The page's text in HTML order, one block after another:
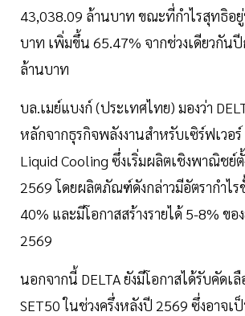
43,038.09 ล้านบาท ขณะที่กำไรสุทธิอ
บาท เพิ่มขึ้น 65.47% จากช่วงเดียวกัน
ล้านบาท
บล.เมย์แบงก์ (ประเทศไทย) มองว่า
หลักจากธุรกิจพลังงานสำหรับเซิร์ฟเวอ
Liquid Cooling ซึ่งเริ่มผลิตเชิงพาณิชย์
2569 โดยผลิตภัณฑ์ดังกล่าวมีอัตรากำไร
40% และมีโอกาสสร้างรายได้ 5-8% ขอ
2569
นอกจากนี้ DELTA ยังมีโอกาสได้รับคัดเ
SET50 ในช่วงครึ่งหลังปี 2569 ซึ่งอาจ